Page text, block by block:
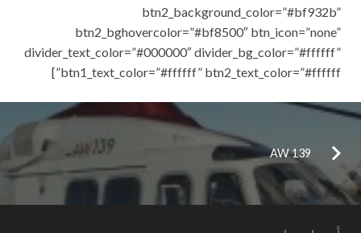
btn2_background_color=”#bf932b”
btn2_bghovercolor=”#bf8500″ btn_icon=”none”
divider_text_color=”#000000″ divider_bg_color=”#ffffff”
btn1_text_color=”#ffffff” btn2_text_color=”#ffffff”]
AW 139